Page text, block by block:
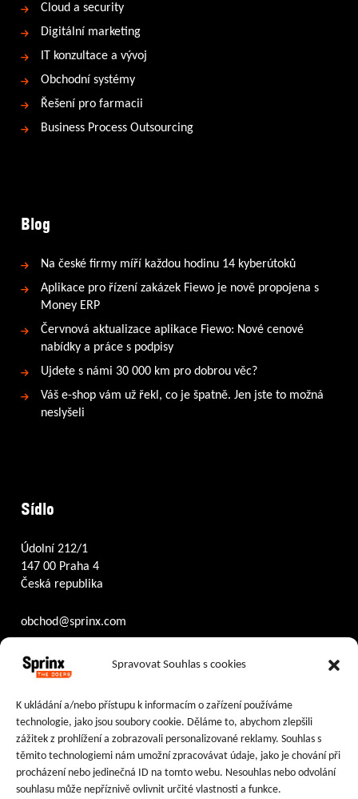
Spravovat Souhlas s cookies
K ukládání a/nebo přístupu k informacím o zařízení používáme
technologie, jako jsou soubory cookie. Děláme to, abychom zlepšili
zážitek z prohlížení a zobrazovali personalizované reklamy. Souhlas s
těmito technologiemi nám umožní zpracovávat údaje, jako je chování při
procházení nebo jedinečná ID na tomto webu. Nesouhlas nebo odvolání
souhlasu může nepříznivě ovlivnit určité vlastnosti a funkce.
Cloud a security
Digitální marketing
IT konzultace a vývoj
Obchodní systémy
Řešení pro farmacii
Business Process Outsourcing
Blog
Na české firmy míří každou hodinu 14 kyberútoků
Aplikace pro řízení zakázek Fiewo je nově propojena s
Money ERP
Červnová aktualizace aplikace Fiewo: Nové cenové
nabídky a práce s podpisy
Ujdete s námi 30 000 km pro dobrou věc?
Váš e-shop vám už řekl, co je špatně. Jen jste to možná
neslyšeli
Sídlo
Údolní 212/1
147 00 Praha 4
Česká republika
obchod@sprinx.com
Otevírací doba recepce:
PO – ČT8:30 – 17:30
Sledujte nás na:
Facebook
Instagram
LinkedIn